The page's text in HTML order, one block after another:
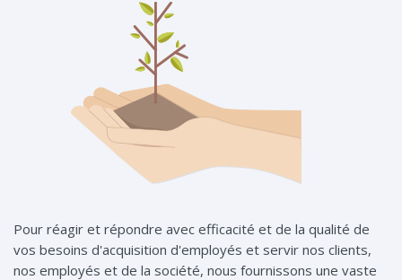
Pour réagir et répondre avec efficacité et de la qualité de
vos besoins d'acquisition d'employés et servir nos clients,
nos employés et de la société, nous fournissons une vaste